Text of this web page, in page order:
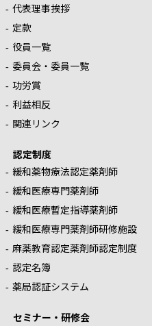
代表理事挨拶
定款
役員一覧
委員会・委員一覧
功労賞
利益相反
関連リンク
認定制度
緩和薬物療法認定薬剤師
緩和医療専門薬剤師
緩和医療暫定指導薬剤師
緩和医療専門薬剤師研修施設
麻薬教育認定薬剤師認定制度
認定名簿
薬局認証システム
セミナー・研修会